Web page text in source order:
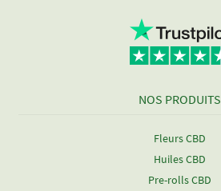
NOS PRODUITS
Fleurs CBD
Huiles CBD
Pre-rolls CBD